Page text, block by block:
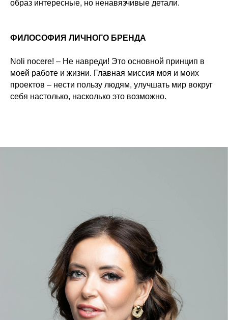
образ интересные, но ненавязчивые детали.
ФИЛОСОФИЯ ЛИЧНОГО БРЕНДА
Noli nocere! – Не навреди! Это основной принцип в
моей работе и жизни. Главная миссия моя и моих
проектов – нести пользу людям, улучшать мир вокруг
себя настолько, насколько это возможно.